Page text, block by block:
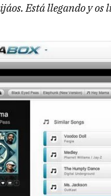
Está llegando y os